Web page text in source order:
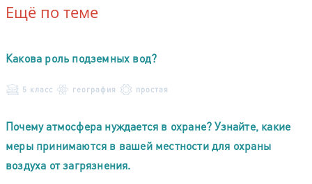
Ещё по теме
Какова роль подземных вод?
5 класс география простая
Почему атмосфера нуждается в охране? Узнайте, какие
меры принимаются в вашей местности для охраны
воздуха от загрязнения.